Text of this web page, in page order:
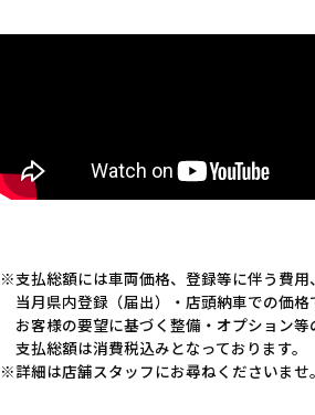
支払総額には車両価格、登録等に伴う費
当月県内登録（届出）・店頭納車での価格
お客様の要望に基づく整備・オプション等
支払総額は消費税込みとなっております。
詳細は店舗スタッフにお尋ねくださいませ。